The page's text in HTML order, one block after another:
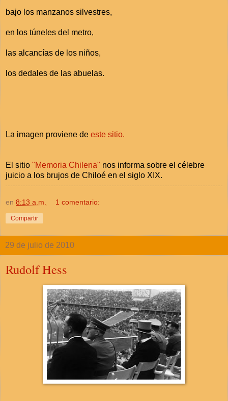
bajo los manzanos silvestres,
en los túneles del metro,
las alcancías de los niños,
los dedales de las abuelas.
La imagen proviene de este sitio.
El sitio "Memoria Chilena" nos informa sobre el célebre
juicio a los brujos de Chiloé en el siglo XIX.
en 8:13 a.m. 1 comentario:
Compartir
29 de julio de 2010
Rudolf Hess